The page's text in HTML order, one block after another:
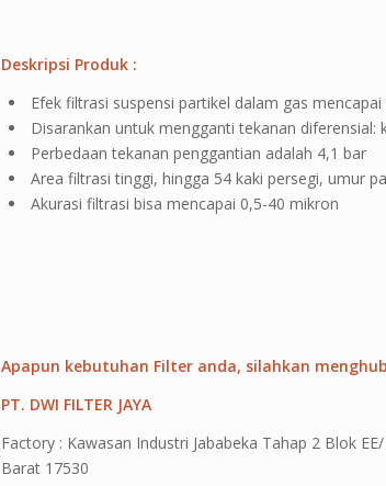
Deskripsi Produk :
Efek filtrasi suspensi partikel dalam gas mencapai
Disarankan untuk mengganti tekanan
Perbedaan tekanan penggantian adalah 4,1 bar
Area filtrasi tinggi, hingga 54 kaki persegi, umur
Akurasi filtrasi bisa mencapai 0,5-40 mikron
Apapun kebutuhan Filter anda, silahkan
PT. DWI FILTER JAYA
Factory : Kawasan Industri Jababeka Tahap 2 Blok
Barat 17530